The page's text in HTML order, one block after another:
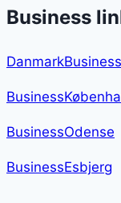
Business
DanmarkBusiness
BusinessOdense
BusinessEsbjerg